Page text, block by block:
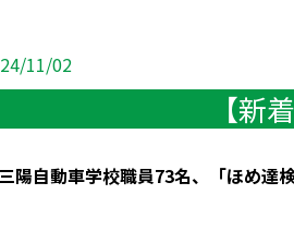
11/02
【
陽自動車学校職員73名、「ほめ達